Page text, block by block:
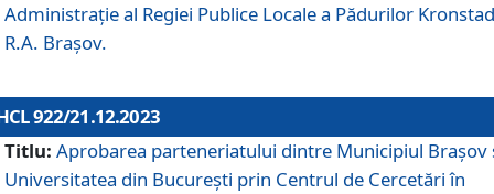
Administrație al Regiei Publice Locale a Pădurilor
R.A. Brașov.
922/21.12.2023
Titlu: Aprobarea parteneriatului dintre Municipiul Brașov
Universitatea din București prin Centrul de Cercetări în